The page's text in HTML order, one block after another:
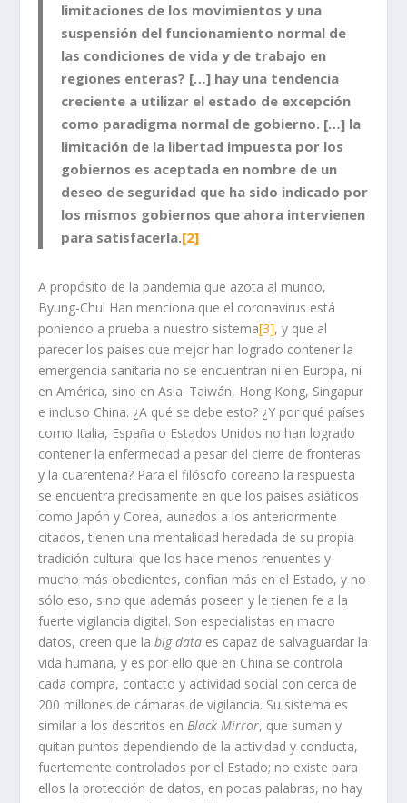
limitaciones de los movimientos y una
suspensión del funcionamiento normal de
las condiciones de vida y de trabajo en
regiones enteras? […] hay una tendencia
creciente a utilizar el estado de excepción
como paradigma normal de gobierno. […] la
limitación de la libertad impuesta por los
gobiernos es aceptada en nombre de un
deseo de seguridad que ha sido indicado por
los mismos gobiernos que ahora intervienen
para satisfacerla.[2]
A propósito de la pandemia que azota al mundo,
Byung-Chul Han menciona que el coronavirus está
poniendo a prueba a nuestro sistema[3], y que al
parecer los países que mejor han logrado contener la
emergencia sanitaria no se encuentran ni en Europa, ni
en América, sino en Asia: Taiwán, Hong Kong, Singapur
e incluso China. ¿A qué se debe esto? ¿Y por qué países
como Italia, España o Estados Unidos no han logrado
contener la enfermedad a pesar del cierre de fronteras
y la cuarentena? Para el filósofo coreano la respuesta
se encuentra precisamente en que los países asiáticos
como Japón y Corea, aunados a los anteriormente
citados, tienen una mentalidad heredada de su propia
tradición cultural que los hace menos renuentes y
mucho más obedientes, confían más en el Estado, y no
sólo eso, sino que además poseen y le tienen fe a la
fuerte vigilancia digital. Son especialistas en macro
datos, creen que labig data es capaz de salvaguardar la
vida humana, y es por ello que en China se controla
cada compra, contacto y actividad social con cerca de
200 millones de cámaras de vigilancia. Su sistema es
similar a los descritos enBlack Mirror, que suman y
quitan puntos dependiendo de la actividad y conducta,
fuertemente controlados por el Estado; no existe para
ellos la protección de datos, en pocas palabras, no hay